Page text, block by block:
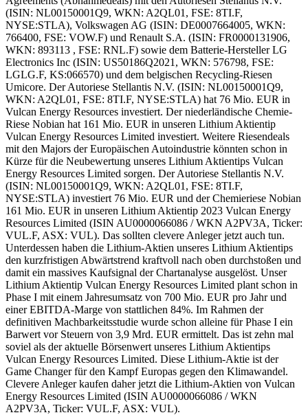
(ISIN: NL00150001Q9, WKN: A2QL01, FSE: 8TI.F,
NYSE:STLA), Volkswagen AG (ISIN: DE0007664005, WKN:
766400, FSE: VOW.F) und Renault S.A. (ISIN: FR0000131906,
WKN: 893113 , FSE: RNL.F) sowie dem Batterie-Hersteller LG
Electronics Inc (ISIN: US50186Q2021, WKN: 576798, FSE:
LGLG.F, KS:066570) und dem belgischen Recycling-Riesen
Umicore. Der Autoriese Stellantis N.V. (ISIN: NL00150001Q9,
WKN: A2QL01, FSE: 8TI.F, NYSE:STLA) hat 76 Mio. EUR in
Vulcan Energy Resources investiert. Der niederländische Chemie-
Riese Nobian hat 161 Mio. EUR in unseren Lithium Aktientip
Vulcan Energy Resources Limited investiert. Weitere Riesendeals
mit den Majors der Europäischen Autoindustrie könnten schon in
Kürze für die Neubewertung unseres Lithium Aktientips Vulcan
Energy Resources Limited sorgen. Der Autoriese Stellantis N.V.
(ISIN: NL00150001Q9, WKN: A2QL01, FSE: 8TI.F,
NYSE:STLA) investiert 76 Mio. EUR und der Chemieriese Nobian
161 Mio. EUR in unseren Lithium Aktientip 2023 Vulcan Energy
Resources Limited (ISIN AU0000066086 / WKN A2PV3A, Ticker:
VUL.F, ASX: VUL). Das sollten clevere Anleger jetzt auch tun.
Unterdessen haben die Lithium-Aktien unseres Lithium Aktientips
den kurzfristigen Abwärtstrend kraftvoll nach oben durchstoßen und
damit ein massives Kaufsignal der Chartanalyse ausgelöst. Unser
Lithium Aktientip Vulcan Energy Resources Limited plant schon in
Phase I mit einem Jahresumsatz von 700 Mio. EUR pro Jahr und
einer EBITDA-Marge von stattlichen 84%. Im Rahmen der
definitiven Machbarkeitsstudie wurde schon alleine für Phase I ein
Barwert vor Steuern von 3,9 Mrd. EUR ermittelt. Das ist zehn mal
soviel als der aktuelle Börsenwert unseres Lithium Aktientips
Vulcan Energy Resources Limited. Diese Lithium-Aktie ist der
Game Changer für den Kampf Europas gegen den Klimawandel.
Clevere Anleger kaufen daher jetzt die Lithium-Aktien von Vulcan
Energy Resources Limited (ISIN AU0000066086 / WKN
A2PV3A, Ticker: VUL.F, ASX: VUL).